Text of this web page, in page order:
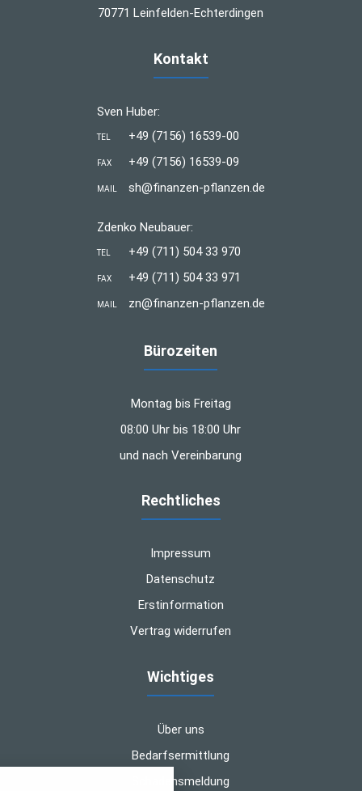
70771 Leinfelden-Echterdingen
Kontakt
Sven Huber:
TEL +49 (7156) 16539-00
FAX +49 (7156) 16539-09
MAIL sh@finanzen-pflanzen.de
Zdenko Neubauer:
TEL +49 (711) 504 33 970
FAX +49 (711) 504 33 971
MAIL zn@finanzen-pflanzen.de
Bürozeiten
Montag bis Freitag
08:00 Uhr bis 18:00 Uhr
und nach Vereinbarung
Rechtliches
Impressum
Datenschutz
Erstinformation
Vertrag widerrufen
Wichtiges
Über uns
Bedarfsermittlung
Schadensmeldung